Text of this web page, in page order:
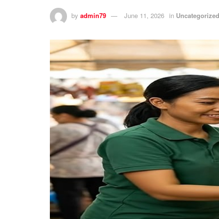
by admin79 June 11, 2026 in Uncategorized